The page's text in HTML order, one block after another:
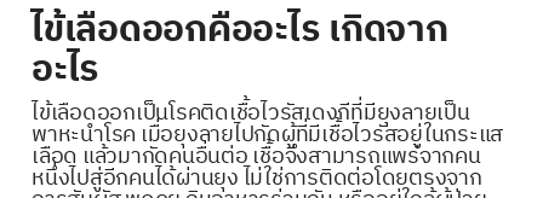
ไข้เลือดออกคืออะไร เกิดจาก
อะไร
ไข้เลือดออกเป็นโรคติดเชื้อไวรัสเดงกีที่มียุงลายเป็น
พาหะนำโรค เมื่อยุงลายไปกัดผู้ที่มีเชื้อไวรัสอยู่ในกระแส
เลือด แล้วมากัดคนอื่นต่อ เชื้อจึงสามารถแพร่จากคน
หนึ่งไปสู่อีกคนได้ผ่านยุง ไม่ใช่การติดต่อโดยตรงจาก